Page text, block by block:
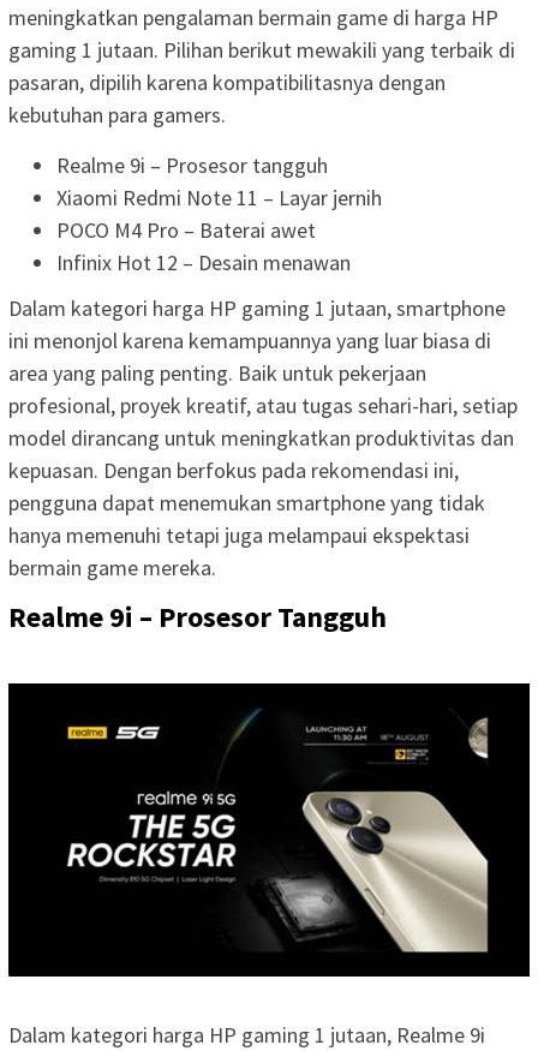
meningkatkan pengalaman bermain game di harga HP
gaming 1 jutaan. Pilihan berikut mewakili yang terbaik di
pasaran, dipilih karena kompatibilitasnya dengan
kebutuhan para gamers.
Realme 9i – Prosesor tangguh
Xiaomi Redmi Note 11 – Layar jernih
POCO M4 Pro – Baterai awet
Infinix Hot 12 – Desain menawan
Dalam kategori harga HP gaming 1 jutaan, smartphone
ini menonjol karena kemampuannya yang luar biasa di
area yang paling penting. Baik untuk pekerjaan
profesional, proyek kreatif, atau tugas sehari-hari, setiap
model dirancang untuk meningkatkan produktivitas dan
kepuasan. Dengan berfokus pada rekomendasi ini,
pengguna dapat menemukan smartphone yang tidak
hanya memenuhi tetapi juga melampaui ekspektasi
bermain game mereka.
Realme 9i – Prosesor Tangguh
Dalam kategori harga HP gaming 1 jutaan, Realme 9i